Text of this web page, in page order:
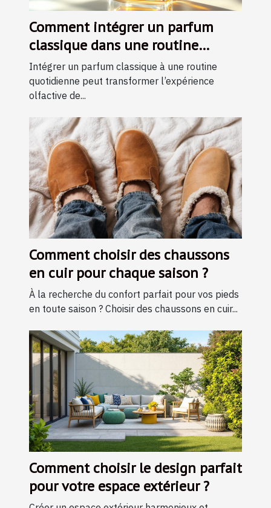
Comment intégrer un parfum
classique dans une routine
quotidienne ?
Intégrer un parfum classique à une routine
quotidienne peut transformer l’expérience
olfactive de...
Comment choisir des chaussons
en cuir pour chaque saison ?
À la recherche du confort parfait pour vos pieds
en toute saison ? Choisir des chaussons en cuir...
Comment choisir le design parfait
pour votre espace extérieur ?